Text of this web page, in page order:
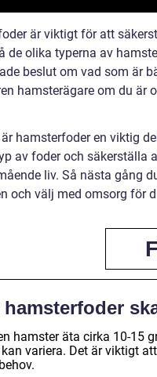
är viktigt för att
de olika typerna av
beslut om vad som är
hamsterägare om du
hamsterfoder en viktig
av foder och
liv. Så nästa gång
och välj med omsorg för
hamster äta cirka 10-15
variera. Det är viktigt